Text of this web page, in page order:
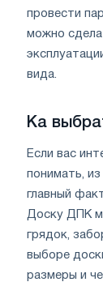
провести
можно
вида.
Ка
Если вас
понимать,
главный
Доску ДПК
грядок,
выборе
размеры и